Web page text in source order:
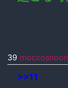
39 moccosnoon
>>11